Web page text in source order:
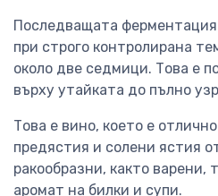
Последващата
при строго контролирана
около две седмици. Това е
върху утайката до пълно
Това е вино, което е
предястия и солени ястия
ракообразни, както варени,
аромат на билки и супи.